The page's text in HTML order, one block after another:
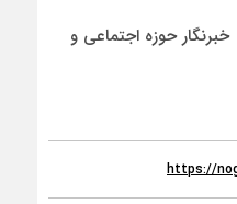
حوزه اجتماعی و
https://